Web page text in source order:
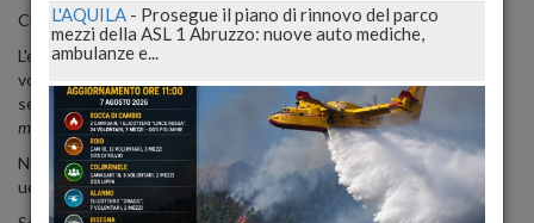
Ci aveva avvertiti:"lascio il Pirellone e vado via dall'Italia".
L'ex esponente politica, partita per gli Stati Uniti, dove ha detto di
volersi trasferire per un po' di tempo, aveva confessato di aver
sempre coltivato il sogno di incontrare "un bellissimo uomo di due
metri, che gioca a baseball e che riesca a conquistarmi".
Non giocherà a baseball ma sembra coincidere con il suo ideale di
uomo.
L'AQUILA - Prosegue il piano di rinnovo del parco
mezzi della ASL 1 Abruzzo: nuove auto mediche,
ambulanze e...